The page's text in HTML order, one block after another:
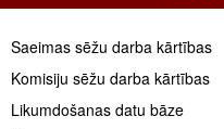
Saeimas sēžu darba kārtības
Komisiju sēžu darba kārtības
Likumdošanas datu bāze